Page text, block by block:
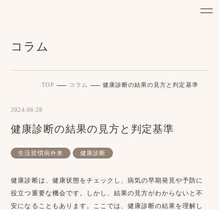
コラム
TOP コラム 健康診断の結果の見方と判定基準
2024.06.28
健康診断の結果の見方と判定基準
生活習慣病外来 健康診断
健康診断は、健康状態をチェックし、病気の早期発見や予防に
役立つ重要な機会です。しかし、結果の見方がわからないと不
安になることもあります。ここでは、健康診断の結果を理解し